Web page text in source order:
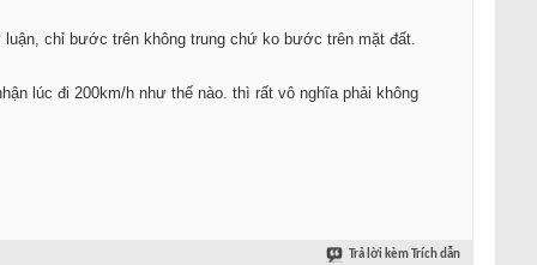
chỉ bước trên không trung chứ ko bước trên mặt đất.
lúc đi 200km/h như thế nào. thì rất vô nghĩa phải không
Trả lời kèm Trích dẫn